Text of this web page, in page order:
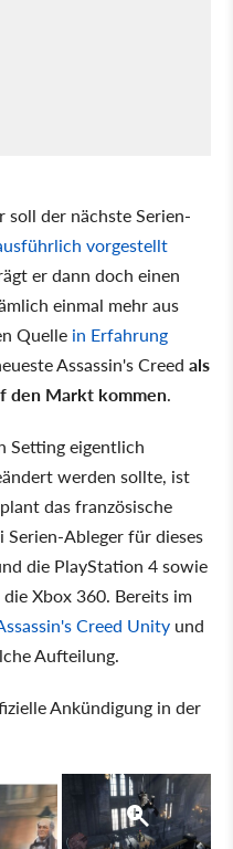
der nächste Serien-
vorgestellt
er dann doch einen
einmal mehr aus
Quelle in Erfahrung
Assassin's Creed als
den Markt kommen.
Setting eigentlich
werden sollte, ist
das französische
Ableger für dieses
die PlayStation 4 sowie
Xbox 360. Bereits im
Creed Unity und
Aufteilung.
Ankündigung in der